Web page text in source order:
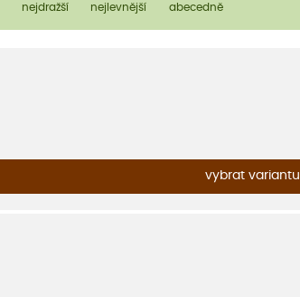
nejdražší nejlevnější abecedně
vybrat variantu